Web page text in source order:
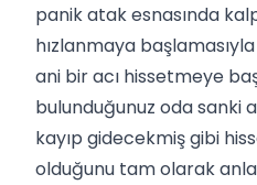
panik atak esnasında
hızlanmaya
ani bir acı hissetmeye
bulunduğunuz oda sanki
kayıp gidecekmiş gibi
olduğunu tam olarak